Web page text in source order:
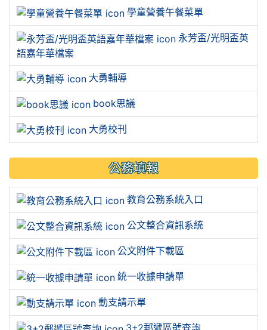
學童營養午餐菜單
永芳盃/光明盃英
語嘉年華檔案
大勇輔導
book思議
大勇校刊
公務填報
教育公務系統入口
公文整合資訊系統
公文附件下載區
統一收據申請單
動支請示單
3+2郵遞區號查詢